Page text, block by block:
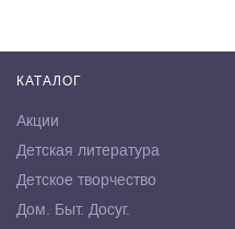
КАТАЛОГ
Акции
Детская литература
Детское творчество
Дом. Быт. Досуг.